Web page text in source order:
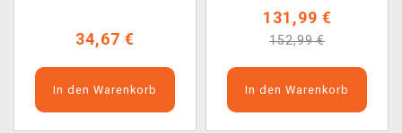
34,67 €
In den Warenkorb
131,99 €
152,99 €
In den Warenkorb